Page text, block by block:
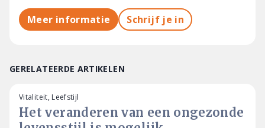
Meer informatie Schrijf je in
GERELATEERDE ARTIKELEN
Het veranderen van een ongezonde
Vitaliteit, Leefstijl